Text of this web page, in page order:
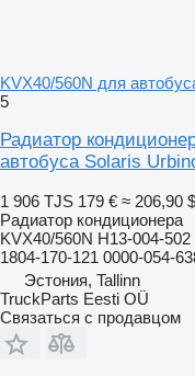
KVX40/560N для
5
Радиатор
автобуса Solaris
1 906 TJS 179 € ≈ 206,90 $
Радиатор кондиционера
KVX40/560N H13-004-
1804-170-121 0000-054-
Эстония, Tallinn
TruckParts Eesti OÜ
Связаться с продавцом